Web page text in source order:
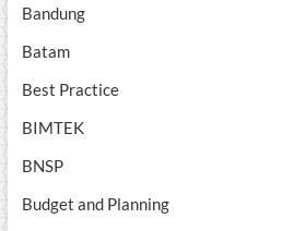
Bandung
Batam
Best Practice
BIMTEK
BNSP
Budget and Planning